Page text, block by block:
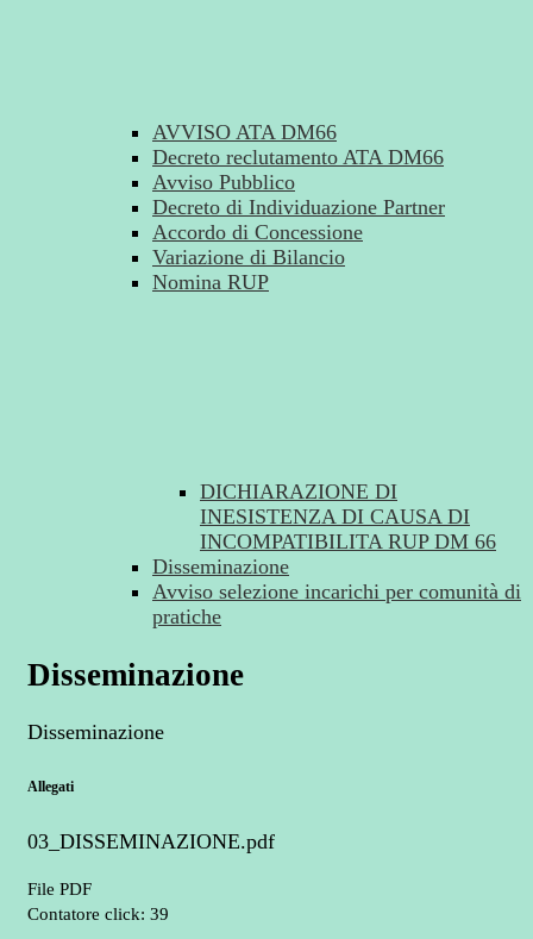
AVVISO ATA DM66
Decreto reclutamento ATA DM66
Avviso Pubblico
Decreto di Individuazione Partner
Accordo di Concessione
Variazione di Bilancio
Nomina RUP
DICHIARAZIONE DI
INESISTENZA DI CAUSA DI
INCOMPATIBILITA RUP DM 66
Disseminazione
Avviso selezione incarichi per comunità di
pratiche
Disseminazione
Disseminazione
Allegati
03_DISSEMINAZIONE.pdf
File PDF
Contatore click: 39